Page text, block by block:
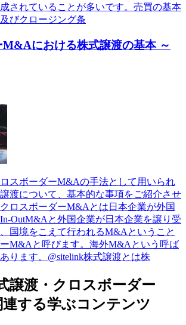
されていることが多いです。売買の基本
びクロージング条
M&Aにおける株式譲渡の基本 ～
スボーダーM&Aの手法として用いられ
渡について、基本的な事項をご紹介させ
ロスボーダーM&Aとは日本企業が外国
OutM&Aと外国企業が日本企業を譲り受
国境をこえて行われるM&Aということ
M&Aと呼びます。海外M&Aという呼ば
ります。@sitelink株式譲渡とは株
譲渡・クロスボーダー
する学ぶコンテンツ